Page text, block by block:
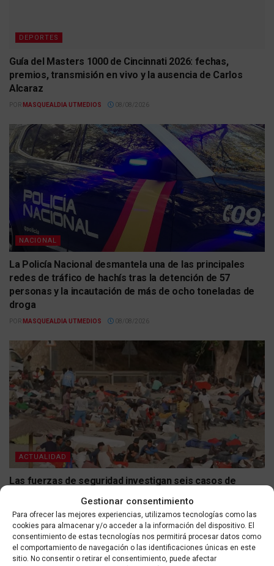
Gestionar consentimiento
Para ofrecer las mejores experiencias, utilizamos tecnologías como las
cookies para almacenar y/o acceder a la información del dispositivo. El
consentimiento de estas tecnologías nos permitirá procesar datos como
el comportamiento de navegación o las identificaciones únicas en este
sitio. No consentir o retirar el consentimiento, puede afectar
DEPORTES
Guía del Masters 1000 de Cincinnati 2026: fechas,
premios, transmisión en vivo y la ausencia de Carlos
Alcaraz
POR MASQUEALDIA UTMEDIOS 08/08/2026
NACIONAL
La Policía Nacional desmantela una de las principales
redes de tráfico de hachís tras la detención de 57
personas y la incautación de más de ocho toneladas de
droga
POR MASQUEALDIA UTMEDIOS 08/08/2026
ACTUALIDAD
Las fuerzas de seguridad investigan seis casos de
POR MASQUEALDIA UTMEDIOS 08/08/2026